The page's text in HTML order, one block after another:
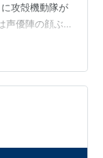
攻殻機動隊が
声優陣の顔ぶれ
関心はそこに
搭載型の思考
あろうか 公式
プロモーショ
るが、声優陣